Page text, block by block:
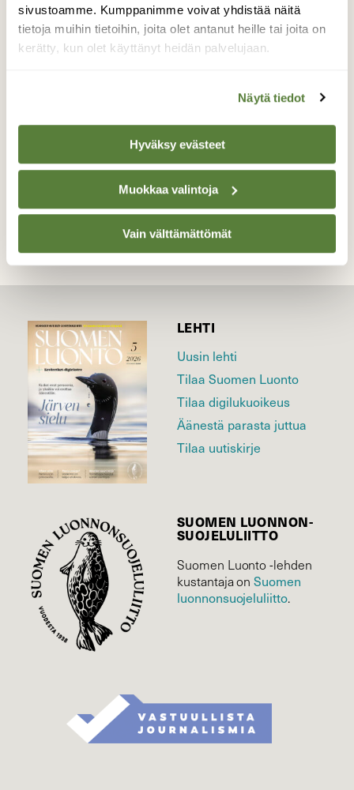
sivustoamme. Kumppanimme voivat yhdistää näitä
tietoja muihin tietoihin, joita olet antanut heille tai joita on
kerätty, kun olet käyttänyt heidän palvelujaan.
Näytä tiedot
Hyväksy evästeet
Muokkaa valintoja
Vain välttämättömät
Tiiraluodolla riittää ääntä. Kaksi poikasta
seikkaili kalliorannalla ja emot vahtivat
Valokuvaaja: Reijo Juurinen, Nuuksion
LEHTI
Uusin lehti
Tilaa Suomen Luonto
Tilaa digilukuoikeus
Äänestä parasta juttua
Tilaa uutiskirje
SUOMEN LUONNON­
SUOJELU­LIITTO
Suomen Luonto -lehden
kustantaja onSuomen
luonnonsuojelu­liitto.